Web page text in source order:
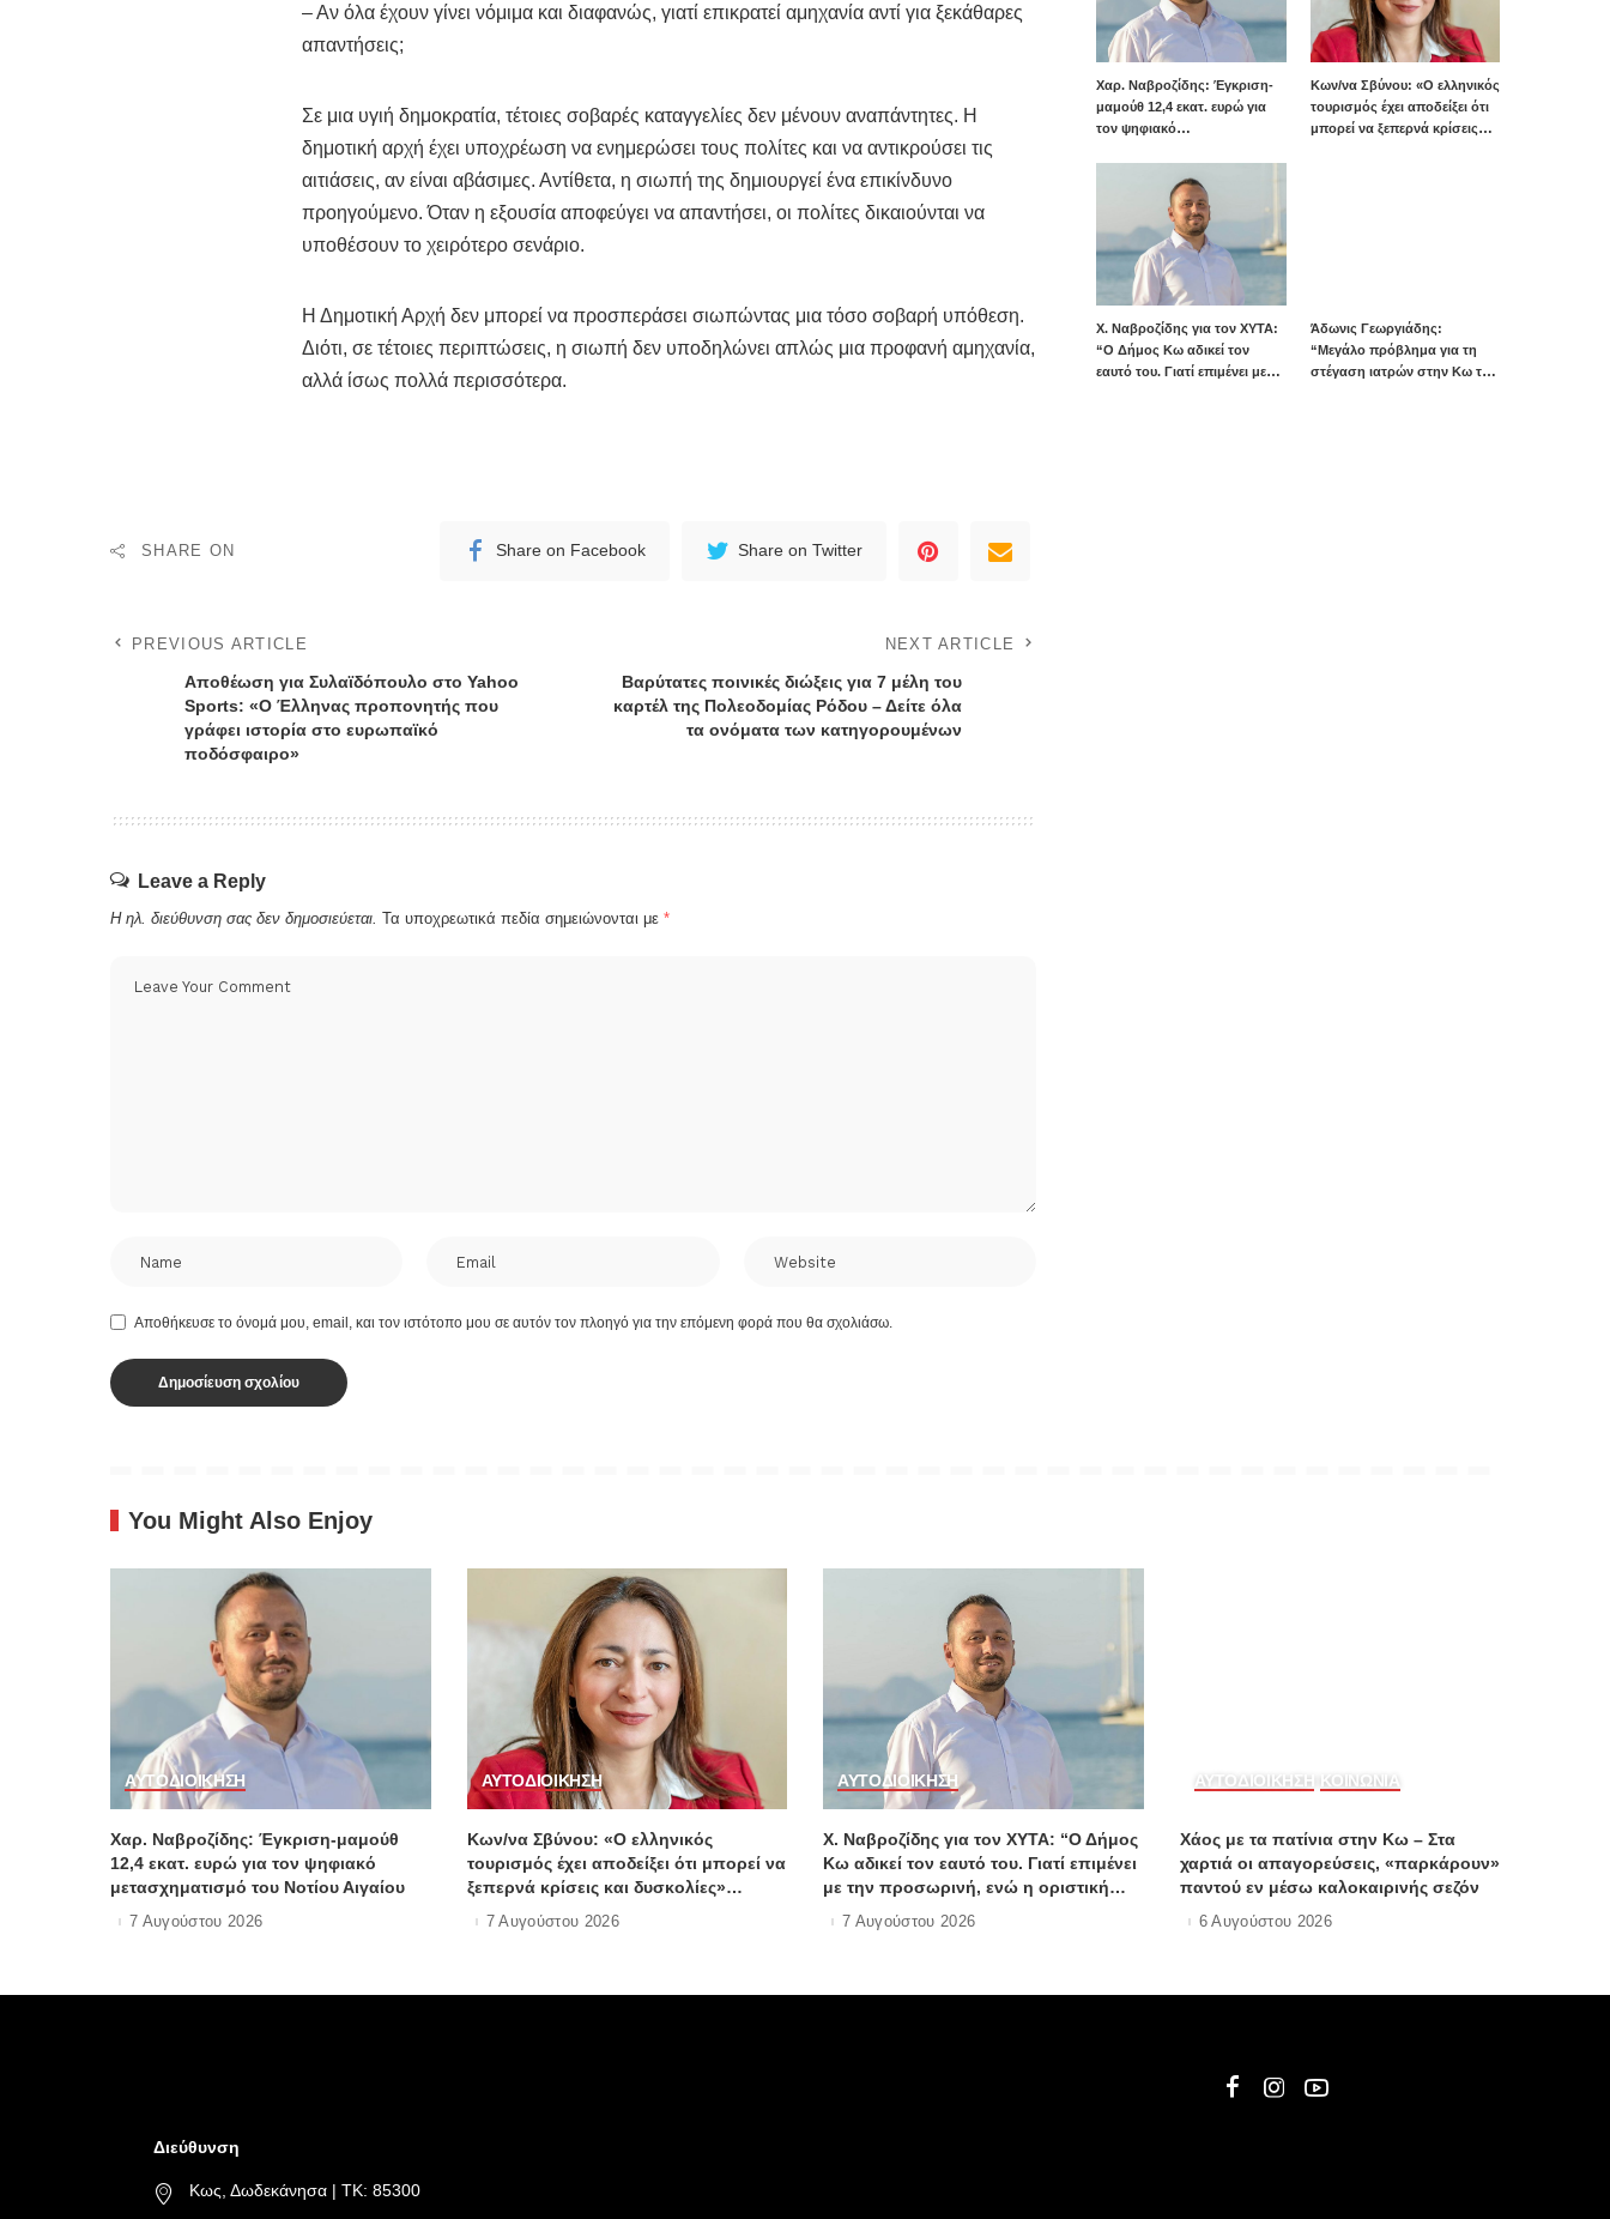
– Αν όλα έχουν γίνει νόμιμα και διαφανώς, γιατί επικρατεί αμηχανία αντί για ξεκάθαρες
απαντήσεις;
Σε μια υγιή δημοκρατία, τέτοιες σοβαρές καταγγελίες δεν μένουν αναπάντητες. Η
δημοτική αρχή έχει υποχρέωση να ενημερώσει τους πολίτες και να αντικρούσει τις
αιτιάσεις, αν είναι αβάσιμες. Αντίθετα, η σιωπή της δημιουργεί ένα επικίνδυνο
προηγούμενο. Όταν η εξουσία αποφεύγει να απαντήσει, οι πολίτες δικαιούνται να
υποθέσουν το χειρότερο σενάριο.
Η Δημοτική Αρχή δεν μπορεί να προσπεράσει σιωπώντας μια τόσο σοβαρή υπόθεση.
Διότι, σε τέτοιες περιπτώσεις, η σιωπή δεν υποδηλώνει απλώς μια προφανή αμηχανία,
αλλά ίσως πολλά περισσότερα.
SHARE ON Share on Facebook Share on Twitter
PREVIOUS ARTICLE
Αποθέωση για Συλαϊδόπουλο στο Yahoo
Sports: «Ο Έλληνας προπονητής που
γράφει ιστορία στο ευρωπαϊκό
ποδόσφαιρο»
NEXT ARTICLE
Βαρύτατες ποινικές διώξεις για 7 μέλη του
καρτέλ της Πολεοδομίας Ρόδου – Δείτε όλα
τα ονόματα των κατηγορουμένων
Leave a Reply
Η ηλ. διεύθυνση σας δεν δημοσιεύεται. Τα υποχρεωτικά πεδία σημειώνονται με *
Αποθήκευσε το όνομά μου, email, και τον ιστότοπο μου σε αυτόν τον πλοηγό για την επόμενη φορά που θα σχολιάσω.
Χαρ. Ναβροζίδης: Έγκριση-
μαμούθ 12,4 εκατ. ευρώ για
τον ψηφιακό
Kων/να Σβύνου: «Ο ελληνικός
τουρισμός έχει αποδείξει ότι
μπορεί να ξεπερνά κρίσεις
Χ. Ναβροζίδης για τον ΧΥΤΑ:
“Ο Δήμος Κω αδικεί τον
εαυτό του. Γιατί επιμένει με
Άδωνις Γεωργιάδης:
“Μεγάλο πρόβλημα για τη
στέγαση ιατρών στην Κω τα
You Might Also Enjoy
ΑΥΤΟΔΙΟΙΚΗΣΗ
Χαρ. Ναβροζίδης: Έγκριση-μαμούθ
12,4 εκατ. ευρώ για τον ψηφιακό
μετασχηματισμό του Νοτίου Αιγαίου
7 Αυγούστου 2026
ΑΥΤΟΔΙΟΙΚΗΣΗ
Kων/να Σβύνου: «Ο ελληνικός
τουρισμός έχει αποδείξει ότι μπορεί να
ξεπερνά κρίσεις και δυσκολίες»
Πηγή:www.dimokratiki.gr
7 Αυγούστου 2026
ΑΥΤΟΔΙΟΙΚΗΣΗ
Χ. Ναβροζίδης για τον ΧΥΤΑ: “Ο Δήμος
Κω αδικεί τον εαυτό του. Γιατί επιμένει
με την προσωρινή, ενώ η οριστική
λύση έχει ήδη δρομολογηθεί;”
7 Αυγούστου 2026
ΑΥΤΟΔΙΟΙΚΗΣΗ ΚΟΙΝΩΝΙΑ
Χάος με τα πατίνια στην Κω – Στα
χαρτιά οι απαγορεύσεις, «παρκάρουν»
παντού εν μέσω καλοκαιρινής σεζόν
6 Αυγούστου 2026
Διεύθυνση
Κως, Δωδεκάνησα | ΤΚ: 85300